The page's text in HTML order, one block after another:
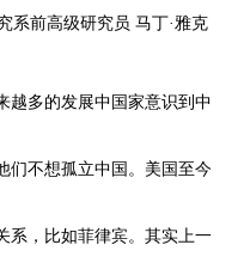
系前高级研究员 马丁·雅克
越多的发展中国家意识到中
们不想孤立中国。美国至今
系，比如菲律宾。其实上一